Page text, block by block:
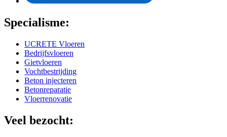
Specialisme:
UCRETE Vloeren
Bedrijfsvloeren
Gietvloeren
Vochtbestrijding
Beton injecteren
Betonreparatie
Vloerrenovatie
Veel bezocht: